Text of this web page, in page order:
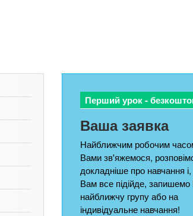
Перший урок -
Ваша заявка
Найближчим робочим
Вами зв'яжемося,
докладніше про навчання
Вам все підійде,
найближчу групу або на
індивідуальне навчання!